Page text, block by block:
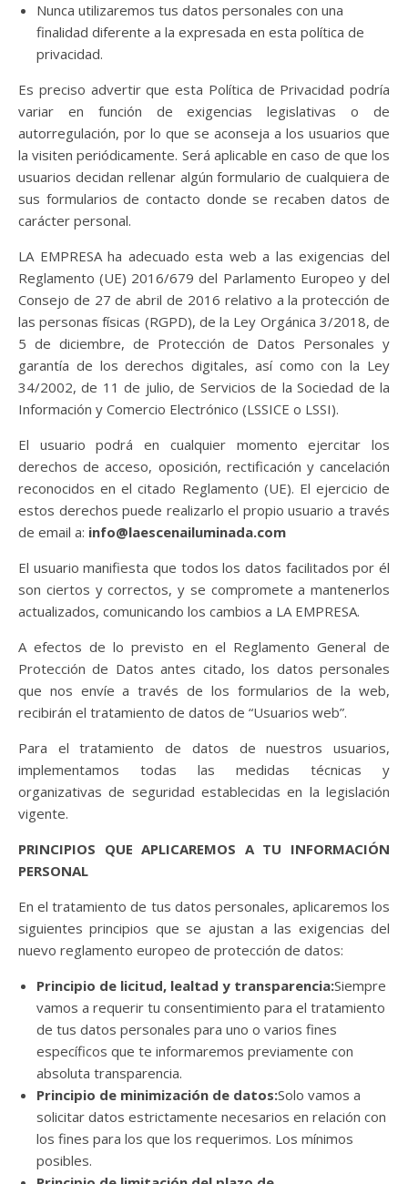
Nunca utilizaremos tus datos personales con una
finalidad diferente a la expresada en esta política de
privacidad.
Es preciso advertir que esta Política de Privacidad podría
variar en función de exigencias legislativas o de
autorregulación, por lo que se aconseja a los usuarios que
la visiten periódicamente. Será aplicable en caso de que los
usuarios decidan rellenar algún formulario de cualquiera de
sus formularios de contacto donde se recaben datos de
carácter personal.
LA EMPRESA ha adecuado esta web a las exigencias del
Reglamento (UE) 2016/679 del Parlamento Europeo y del
Consejo de 27 de abril de 2016 relativo a la protección de
las personas físicas (RGPD), de la Ley Orgánica 3/2018, de
5 de diciembre, de Protección de Datos Personales y
garantía de los derechos digitales, así como con la Ley
34/2002, de 11 de julio, de Servicios de la Sociedad de la
Información y Comercio Electrónico (LSSICE o LSSI).
El usuario podrá en cualquier momento ejercitar los
derechos de acceso, oposición, rectificación y cancelación
reconocidos en el citado Reglamento (UE). El ejercicio de
estos derechos puede realizarlo el propio usuario a través
de email a: info@laescenailuminada.com
El usuario manifiesta que todos los datos facilitados por él
son ciertos y correctos, y se compromete a mantenerlos
actualizados, comunicando los cambios a LA EMPRESA.
A efectos de lo previsto en el Reglamento General de
Protección de Datos antes citado, los datos personales
que nos envíe a través de los formularios de la web,
recibirán el tratamiento de datos de “Usuarios web”.
Para el tratamiento de datos de nuestros usuarios,
implementamos todas las medidas técnicas y
organizativas de seguridad establecidas en la legislación
vigente.
PRINCIPIOS QUE APLICAREMOS A TU INFORMACIÓN
PERSONAL
En el tratamiento de tus datos personales, aplicaremos los
siguientes principios que se ajustan a las exigencias del
nuevo reglamento europeo de protección de datos:
Principio de licitud, lealtad y transparencia:Siempre
vamos a requerir tu consentimiento para el tratamiento
de tus datos personales para uno o varios fines
específicos que te informaremos previamente con
absoluta transparencia.
Principio de minimización de datos:Solo vamos a
solicitar datos estrictamente necesarios en relación con
los fines para los que los requerimos. Los mínimos
posibles.